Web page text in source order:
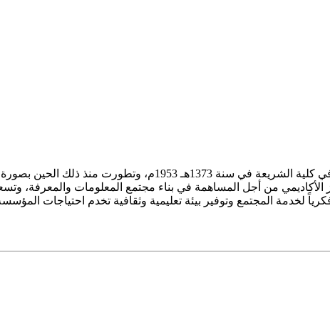
الأكاديمي من أجل المساهمة في بناء مجتمع المعلومات والمعرفة،
لخدمة المجتمع وتوفير بيئة تعليمية وثقافية تخدم احتياجات